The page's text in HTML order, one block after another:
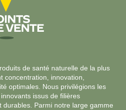
de santé naturelle de la plus
concentration, innovation,
optimales. Nous privilégions les
issus de filières
durables. Parmi notre large gamme